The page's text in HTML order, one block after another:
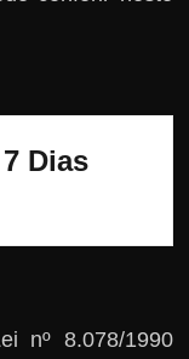
Dias
nº 8.078/1990